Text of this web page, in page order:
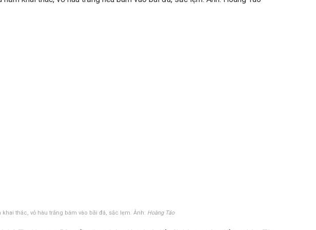
khai thác, vỏ hàu trắng bám vào bãi đá, sắc lẹm. Ảnh: Hoàng Táo